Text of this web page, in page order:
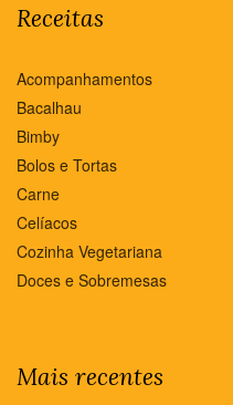
Receitas
Acompanhamentos
Bacalhau
Bimby
Bolos e Tortas
Carne
Celíacos
Cozinha Vegetariana
Doces e Sobremesas
Mais recentes